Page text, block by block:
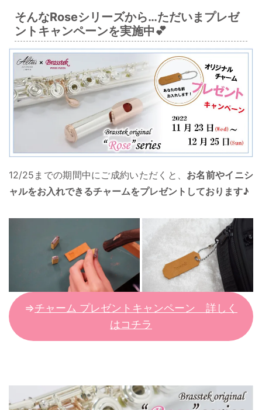
そんなRoseシリーズから…ただいまプレゼ
ントキャンペーンを実施中💕
12/25までの期間中にご成約いただくと、 お名前やイニシ
ャルをお入れできるチャームをプレゼントしております♪
⇒チャーム プレゼントキャンペーン 詳しく
はコチラ